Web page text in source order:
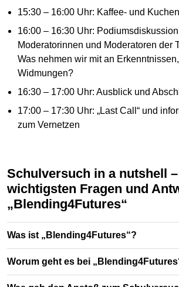
15:30 – 16:00 Uhr: Kaffee- und
16:00 – 16:30 Uhr:
Moderatorinnen und Moderatoren der
Was nehmen wir mit an
Widmungen?
16:30 – 17:00 Uhr: Ausblick und
17:00 – 17:30 Uhr: „Last Call“ und
zum Vernetzen
Schulversuch in a nutshell – die
wichtigsten Fragen und
„Blending4Futures“
Was ist „Blending4Futures“?
Worum geht es bei